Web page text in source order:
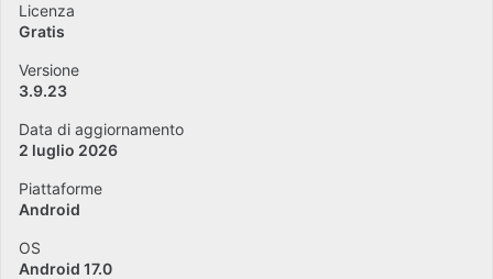
Licenza
Gratis
Versione
3.9.23
Data di aggiornamento
2 luglio 2026
Piattaforme
Android
OS
Android 17.0